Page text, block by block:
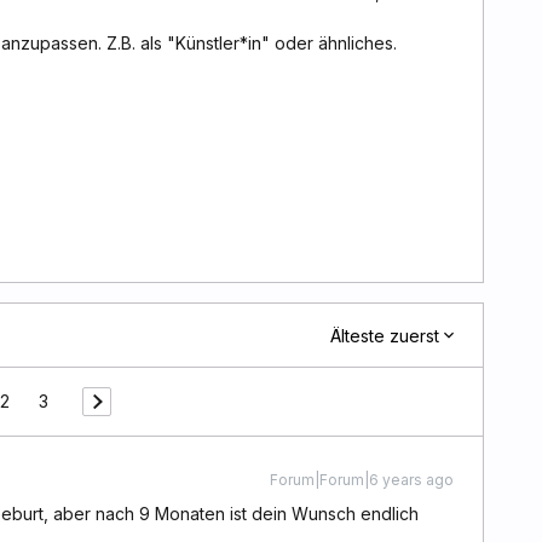
Z.B. als "Künstler*in" oder ähnliches.
Älteste zuerst
2 3
Forum|Forum|6 years ago
aber nach 9 Monaten ist dein Wunsch endlich